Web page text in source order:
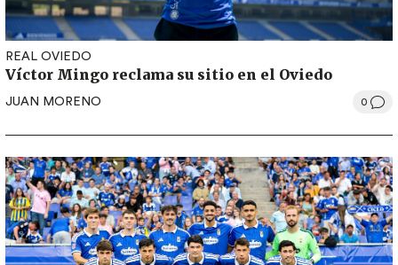
REAL OVIEDO
Víctor Mingo reclama su sitio en el Oviedo
JUAN MORENO 0